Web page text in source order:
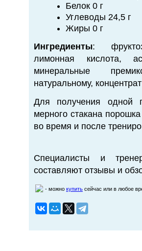
Белок 0 г
Углеводы 24,5 г
Жиры 0 г
Ингредиенты:
лимонная кислота,
минеральные
натуральному,
Для получения одной
мерного стакана
во время и после
Специалисты и
составляют отзывы и
- можно купить сейчас или в любое